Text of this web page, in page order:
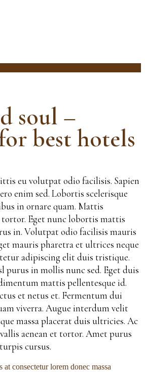
soul –
best hotels
eu volutpat odio facilisis. Sapien
enim sed. Lobortis scelerisque
in ornare quam. Mattis
Eget nunc lobortis mattis
in. Volutpat odio facilisis mauris
mauris pharetra et ultrices neque
adipiscing elit duis tristique.
purus in mollis nunc sed. Eget duis
mattis pellentesque id.
et netus et. Fermentum dui
viverra. Augue interdum velit
massa placerat duis ultricies. Ac
aenean et tortor. Amet purus
cursus.
consectetur lorem donec massa